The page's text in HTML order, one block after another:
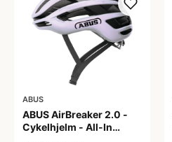
ABUS
ABUS AirBreaker 2.0 -
Cykelhjelm - All-In